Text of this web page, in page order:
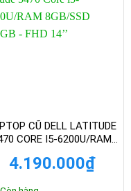
CŨ DELL LATITUDE
CORE I5-6200U/RAM
INCH
4.190.000₫